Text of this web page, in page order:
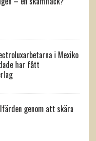
i Mexiko
har fått
genom att skära